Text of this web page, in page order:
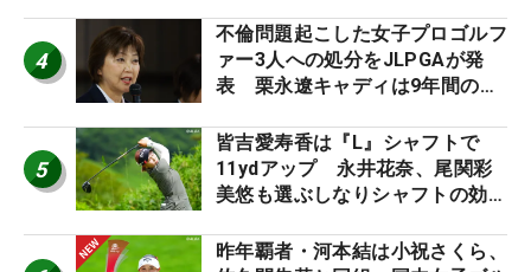
ロたちの“飛ばしギア”】
4
不倫問題起こした女子プロゴルフ
ァー3人への処分をJLPGAが発
表 栗永遼キャディは9年間の立
5
皆吉愛寿香は『L』シャフトで
11ydアップ 永井花奈、尾関彩
美悠も選ぶしなりシャフトの効果
ア”】
昨年覇者・河本結は小祝さくら、